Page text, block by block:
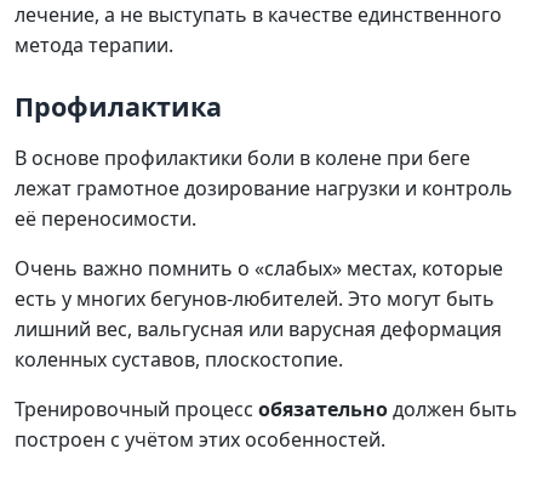
лечение, а не выступать в качестве единственного
метода терапии.
Профилактика
В основе профилактики боли в колене при беге
лежат грамотное дозирование нагрузки и контроль
её переносимости.
Очень важно помнить о «слабых» местах, которые
есть у многих бегунов-любителей. Это могут быть
лишний вес, вальгусная или варусная деформация
коленных суставов, плоскостопие.
Тренировочный процесс обязательнодолжен быть
построен с учётом этих особенностей.